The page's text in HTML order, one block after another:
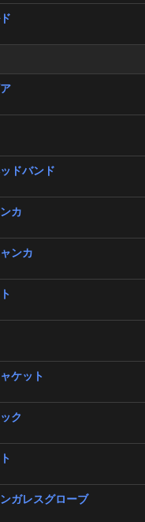
ドバンド
カ
ンカ
ケット
ク
ガレスグローブ